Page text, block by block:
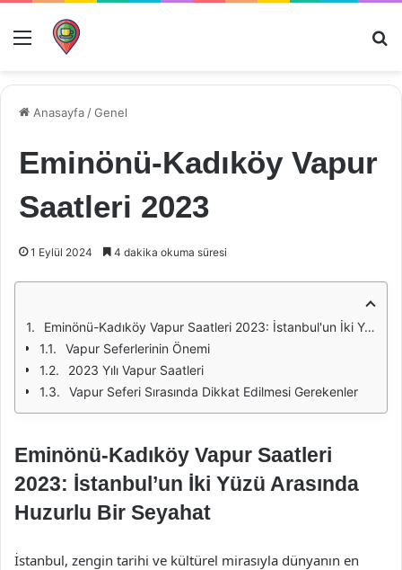
Menü
Anasayfa /Genel
Eminönü-Kadıköy Vapur
Saatleri 2023
1 Eylül 2024 4 dakika okuma süresi
Eminönü-Kadıköy Vapur Saatleri 2023: İstanbul'un İki Yüzü Arasında Huzurlu Bir Seyahat
Vapur Seferlerinin Önemi
2023 Yılı Vapur Saatleri
Vapur Seferi Sırasında Dikkat Edilmesi Gerekenler
Eminönü-Kadıköy Vapur Saatleri
2023: İstanbul’un İki Yüzü Arasında
Huzurlu Bir Seyahat
İstanbul, zengin tarihi ve kültürel mirasıyla dünyanın en